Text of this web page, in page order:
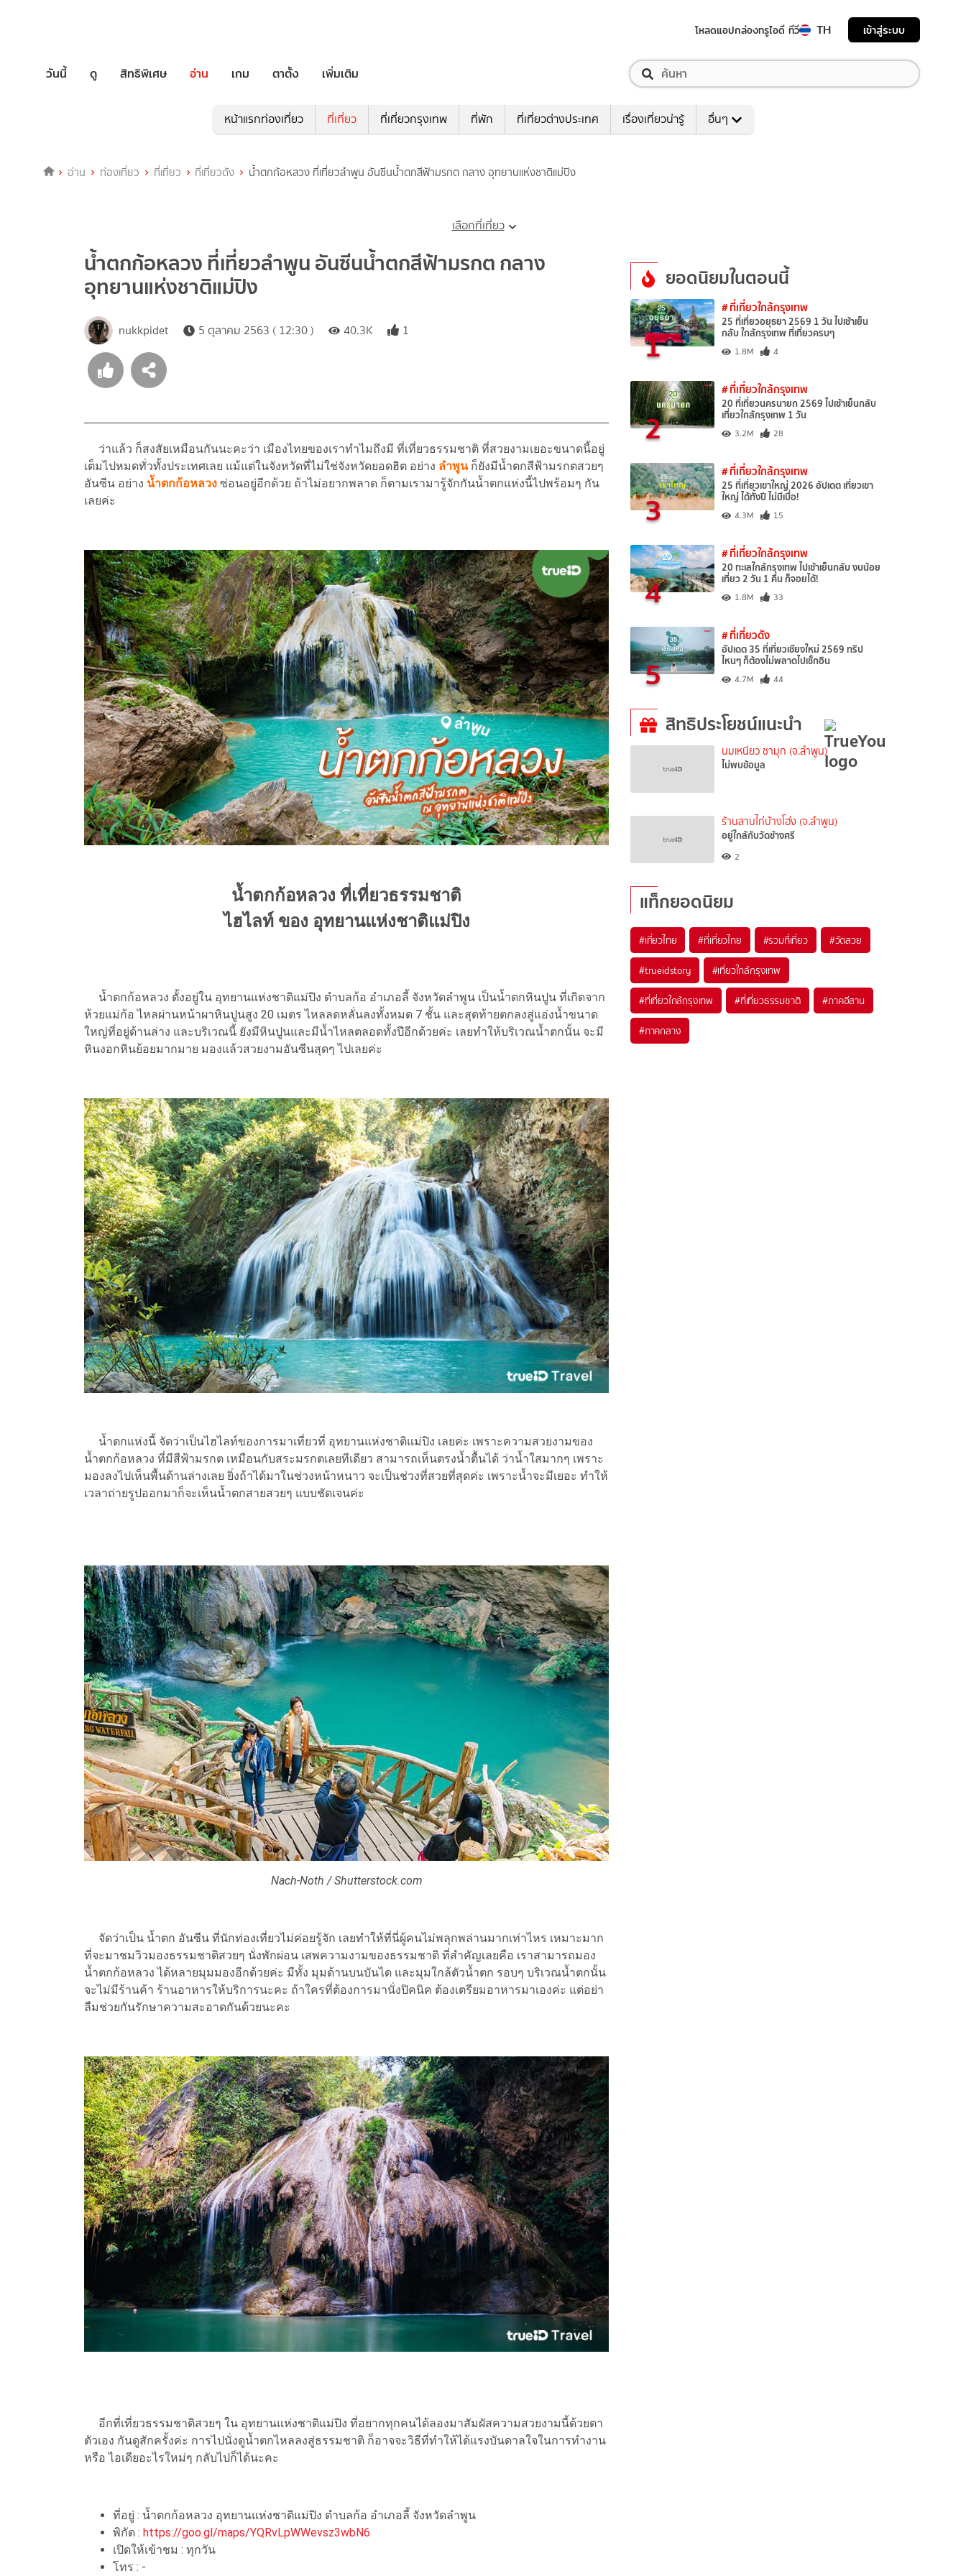
โหลดแอปกล่องทรูไอดี ทีวี TH เข้าสู่ระบบ
วันนี้ ดู สิทธิพิเศษ อ่าน เกม ตาตั้ง เพิ่มเติม
หน้าแรกท่องเที่ยว ที่เที่ยว ที่เที่ยวกรุงเทพ ที่พัก ที่เที่ยวต่างประเทศ เรื่องเที่ยวน่ารู้ อื่นๆ
อ่าน ท่องเที่ยว ที่เที่ยว ที่เที่ยวดัง น้ำตกก้อหลวง ที่เที่ยวลําพูน อันซีนน้ำตกสีฟ้ามรกต กลาง อุทยานแห่งชาติแม่ปิง
เลือกที่เที่ยว
น้ำตกก้อหลวง ที่เที่ยวลําพูน อันซีนน้ำตกสีฟ้ามรกต กลาง
อุทยานแห่งชาติแม่ปิง
nukkpidet 5 ตุลาคม 2563 ( 12:30 ) 40.3K 1
ว่าแล้ว ก็สงสัยเหมือนกันนะคะว่า เมืองไทยของเราทำไมถึงมี ที่เที่ยวธรรมชาติ ที่สวยงามเยอะขนาดนี้อยู่
เต็มไปหมดทั่วทั้งประเทศเลย แม้แต่ในจังหวัดที่ไม่ใช่จังหวัดยอดฮิต อย่าง ลำพูน ก็ยังมีน้ำตกสีฟ้ามรกตสวยๆ
อันซีน อย่าง น้ำตกก้อหลวง ซ่อนอยู่อีกด้วย ถ้าไม่อยากพลาด ก็ตามเรามารู้จักกันน้ำตกแห่งนี้ไปพร้อมๆ กัน
เลยค่ะ
น้ำตกก้อหลวง ที่เที่ยวธรรมชาติ
ไฮไลท์ ของ อุทยานแห่งชาติแม่ปิง
น้ำตกก้อหลวง ตั้งอยู่ใน อุทยานแห่งชาติแม่ปิง ตำบลก้อ อำเภอลี้ จังหวัดลำพูน เป็นน้ำตกหินปูน ที่เกิดจาก
ห้วยแม่ก้อ ไหลผ่านหน้าผาหินปูนสูง 20 เมตร ไหลลดหลั่นลงทั้งหมด 7 ชั้น และสุดท้ายตกลงสู่แอ่งน้ำขนาด
ใหญ่ที่อยู่ด้านล่าง และบริเวณนี้ ยังมีหินปูนและมีน้ำไหลตลอดทั้งปีอีกด้วยค่ะ เลยทำให้บริเวณน้ำตกนั้น จะมี
หินงอกหินย้อยมากมาย มองแล้วสวยงามอันซีนสุดๆ ไปเลยค่ะ
น้ำตกแห่งนี้ จัดว่าเป็นไฮไลท์ของการมาเที่ยวที่ อุทยานแห่งชาติแม่ปิง เลยค่ะ เพราะความสวยงามของ
น้ำตกก้อหลวง ที่มีสีฟ้ามรกต เหมือนกับสระมรกตเลยทีเดียว สามารถเห็นตรงน้ำตื้นได้ ว่าน้ำใสมากๆ เพราะ
มองลงไปเห็นพื้นด้านล่างเลย ยิ่งถ้าได้มาในช่วงหน้าหนาว จะเป็นช่วงที่สวยที่สุดค่ะ เพราะน้ำจะมีเยอะ ทำให้
เวลาถ่ายรูปออกมาก็จะเห็นน้ำตกสายสวยๆ แบบชัดเจนค่ะ
Nach-Noth / Shutterstock.com
จัดว่าเป็น น้ำตก อันซีน ที่นักท่องเที่ยวไม่ค่อยรู้จัก เลยทำให้ที่นี่ผู้คนไม่พลุกพล่านมากเท่าไหร เหมาะมาก
ที่จะมาชมวิวมองธรรมชาติสวยๆ นั่งพักผ่อน เสพความงามของธรรมชาติ ที่สำคัญเลยคือ เราสามารถมอง
น้ำตกก้อหลวง ได้หลายมุมมองอีกด้วยค่ะ มีทั้ง มุมด้านบนบันได และมุมใกล้ตัวน้ำตก รอบๆ บริเวณน้ำตกนั้น
จะไม่มีร้านค้า ร้านอาหารให้บริการนะคะ ถ้าใครที่ต้องการมานั่งปิคนิค ต้องเตรียมอาหารมาเองค่ะ แต่อย่า
ลืมช่วยกันรักษาความสะอาดกันด้วยนะคะ
อีกที่เที่ยวธรรมชาติสวยๆ ใน อุทยานแห่งชาติแม่ปิง ที่อยากทุกคนได้ลองมาสัมผัสความสวยงามนี้ด้วยตา
ตัวเอง กันดูสักครั้งค่ะ การไปนั่งดูน้ำตกไหลลงสู่ธรรมชาติ ก็อาจจะวิธีที่ทำให้ได้แรงบันดาลใจในการทำงาน
หรือ ไอเดียอะไรใหม่ๆ กลับไปก็ได้นะคะ
ที่อยู่ : น้ำตกก้อหลวง อุทยานแห่งชาติแม่ปิง ตำบลก้อ อำเภอลี้ จังหวัดลำพูน
พิกัด : https://goo.gl/maps/YQRvLpWWevsz3wbN6
เปิดให้เข้าชม : ทุกวัน
โทร : -
ยอดนิยมในตอนนี้
1
# ที่เที่ยวใกล้กรุงเทพ
25 ที่เที่ยวอยุธยา 2569 1 วัน ไปเช้าเย็น
กลับ ใกล้กรุงเทพ ที่เที่ยวครบๆ
1.8M 4
2
# ที่เที่ยวใกล้กรุงเทพ
20 ที่เที่ยวนครนายก 2569 ไปเช้าเย็นกลับ
เที่ยวใกล้กรุงเทพ 1 วัน
3.2M 28
3
# ที่เที่ยวใกล้กรุงเทพ
25 ที่เที่ยวเขาใหญ่ 2026 อัปเดต เที่ยวเขา
ใหญ่ ได้ทั้งปี ไม่มีเบื่อ!
4.3M 15
4
# ที่เที่ยวใกล้กรุงเทพ
20 ทะเลใกล้กรุงเทพ ไปเช้าเย็นกลับ งบน้อย
เที่ยว 2 วัน 1 คืน ก็จอยได้!
1.8M 33
5
# ที่เที่ยวดัง
อัปเดต 35 ที่เที่ยวเชียงใหม่ 2569 ทริป
ไหนๆ ก็ต้องไม่พลาดไปเช็กอิน
4.7M 44
สิทธิประโยชน์แนะนำ
นมเหนียว ชามุก (จ.ลำพูน)
ไม่พบข้อมูล
ร้านลาบไก่บ้างโฮ่ง (จ.ลำพูน)
อยู่ใกล้กับวัดช้างศรี
2
แท็กยอดนิยม
#เที่ยวไทย #ที่เที่ยวไทย #รวมที่เที่ยว #วัดสวย
#trueidstory #เที่ยวใกล้กรุงเทพ
#ที่เที่ยวใกล้กรุงเทพ #ที่เที่ยวธรรมชาติ #ภาคอีสาน
#ภาคกลาง